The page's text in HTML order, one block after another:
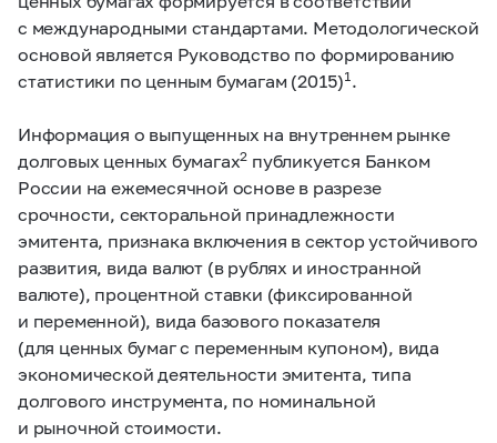
с международными стандартами. Методологической
основой является Руководство по формированию
статистики по ценным бумагам (2015)1.
Информация о выпущенных на внутреннем рынке
долговых ценных бумагах2 публикуется Банком
России на ежемесячной основе в разрезе
срочности, секторальной принадлежности
эмитента, признака включения в сектор устойчивого
развития, вида валют (в рублях и иностранной
валюте), процентной ставки (фиксированной
и переменной), вида базового показателя
(для ценных бумаг с переменным купоном), вида
экономической деятельности эмитента, типа
долгового инструмента, по номинальной
и рыночной стоимости.